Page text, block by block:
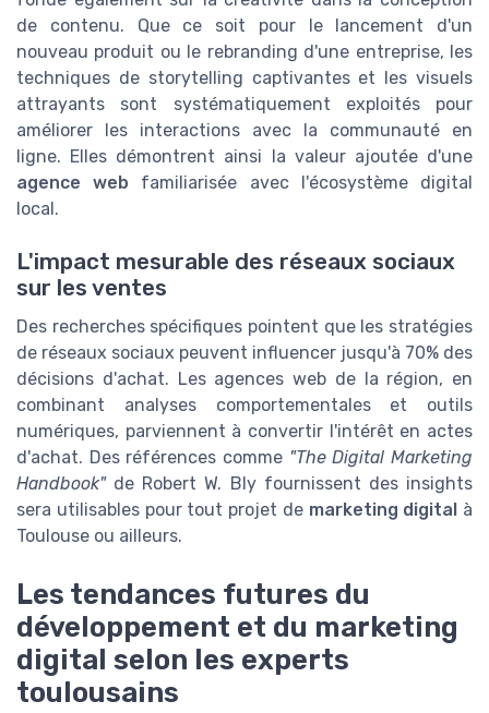
de contenu. Que ce soit pour le lancement d'un
nouveau produit ou le rebranding d'une entreprise, les
techniques de storytelling captivantes et les visuels
attrayants sont systématiquement exploités pour
améliorer les interactions avec la communauté en
ligne. Elles démontrent ainsi la valeur ajoutée d'une
agence web familiarisée avec l'écosystème digital
local.
L'impact mesurable des réseaux sociaux
sur les ventes
Des recherches spécifiques pointent que les stratégies
de réseaux sociaux peuvent influencer jusqu'à 70% des
décisions d'achat. Les agences web de la région, en
combinant analyses comportementales et outils
numériques, parviennent à convertir l'intérêt en actes
d'achat. Des références comme "The Digital Marketing
Handbook"de Robert W. Bly fournissent des insights
sera utilisables pour tout projet de marketing digital à
Toulouse ou ailleurs.
Les tendances futures du
développement et du marketing
digital selon les experts
toulousains